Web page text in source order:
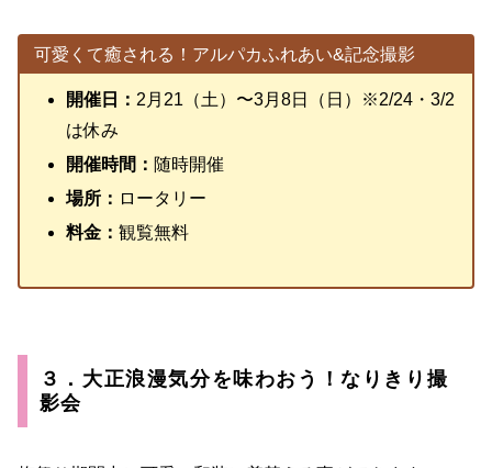
可愛くて癒される！アルパカふれあい&記念撮影
開催日： 2月21（土）〜3月8日（日）※2/24・3/2
は休み
開催時間： 随時開催
場所： ロータリー
料金： 観覧無料
３．大正浪漫気分を味わおう！なりきり撮
影会